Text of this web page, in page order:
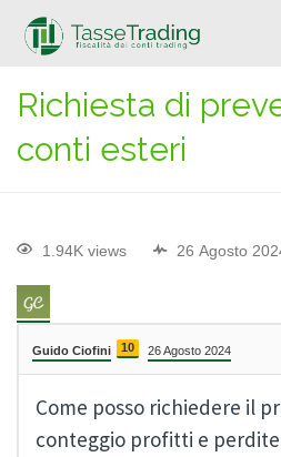
Richiesta di
conti esteri
1.94K views 26 Agosto
Guido Ciofini 10 26 Agosto 2024
Come posso richiedere il
conteggio profitti e